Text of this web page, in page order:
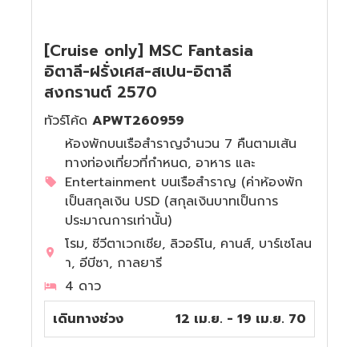
[Cruise only] MSC Fantasia
อิตาลี-ฝรั่งเศส-สเปน-อิตาลี
สงกรานต์ 2570
ทัวร์โค้ด APWT260959
ห้องพักบนเรือสำราญจำนวน 7 คืนตามเส้น
ทางท่องเที่ยวที่กำหนด, อาหาร และ
Entertainment บนเรือสำราญ (ค่าห้องพัก
เป็นสกุลเงิน USD (สกุลเงินบาทเป็นการ
ประมาณการเท่านั้น)
โรม, ซีวีตาเวกเชีย, ลิวอร์โน, คานส์, บาร์เซโลน
า, อีบีซา, กาลยารี
4 ดาว
เดินทางช่วง
12 เม.ย. - 19 เม.ย. 70
ทัวร์ลาว
ทัวร์กรีซ
ทัวร์จอร์เจีย